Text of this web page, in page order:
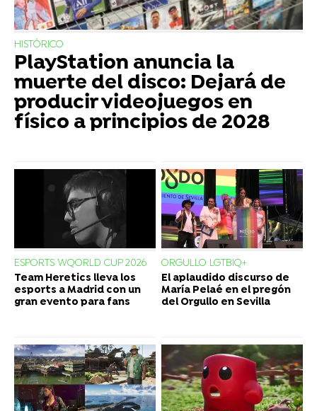
HISTÓRICO
PlayStation anuncia la
muerte del disco: Dejará de
producir videojuegos en
físico a principios de 2028
ESPORTS WQORLD CUP 2026
Team Heretics lleva los
esports a Madrid con un
gran evento para fans
ORGULLO LGTBIQ+
El aplaudido discurso de
María Pelaé en el pregón
del Orgullo en Sevilla